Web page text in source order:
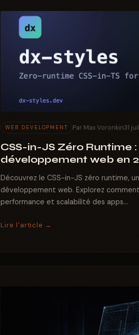
WEB DEVELOPMENT Par Max Voronkin31
CSS-in-JS Zéro Runtime
développement web en
Découvrez le CSS-in-JS zéro runtime,
développement web. Explorez
performance et scalabilité des apps...
Lire l'article →